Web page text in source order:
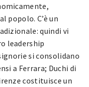
popolo. C’è un
quindi vi
leadership
si consolidano
a Ferrara; Duchi di
costituisce un